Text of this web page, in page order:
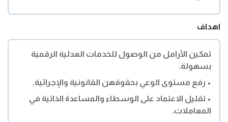
اهداف
تمكين الأرامل من الوصول للخدمات العدلية الرقمية
بسهولة.
• رفع مستوى الوعي بحقوقهن القانونية والإجرائية.
• تقليل الاعتماد على الوسطاء والمساعدة الذاتية في
المعاملات.